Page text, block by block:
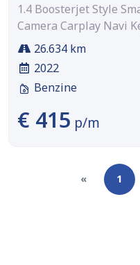
1.4 Boosterjet Style
Camera Carplay Navi
26.634 km
2022
Benzine
€ 415 p/m
« 1